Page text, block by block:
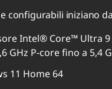
eCoupon :-€ 461,21
:LUGLIO
configurabili iniziano
Intel® Core™ Ultra 9
GHz P-core fino a 5,4
11 Home 64